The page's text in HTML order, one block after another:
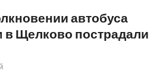
автобуса
в Щелково пострадали